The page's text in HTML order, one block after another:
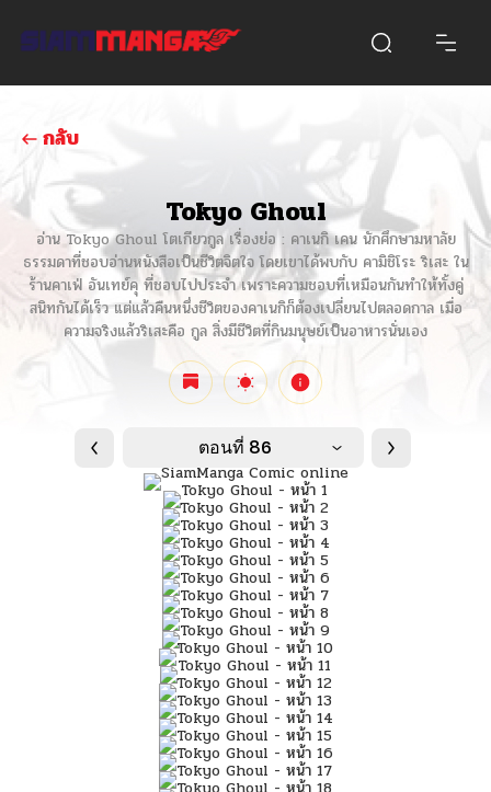
กลับ
Tokyo Ghoul
อ่าน Tokyo Ghoul โตเกียวกูล เรื่องย่อ : คาเนกิ เคน นักศึกษามหาลัย
ธรรมดาที่ชอบอ่านหนังสือเป็นชีวิตจิตใจ โดยเขาได้พบกับ คามิชิโระ ริเสะ ใน
ร้านคาเฟ่ อันเทย์คุ ที่ชอบไปประจำ เพราะความชอบที่เหมือนกันทำให้ทั้งคู่
สนิทกันได้เร็ว แต่แล้วคืนหนึ่งชีวิตของคาเนกิก็ต้องเปลี่ยนไปตลอดกาล เมื่อ
ความจริงแล้วริเสะคือ กูล สิ่งมีชีวิตที่กินมนุษย์เป็นอาหารนั่นเอง
ตอนที่ 86